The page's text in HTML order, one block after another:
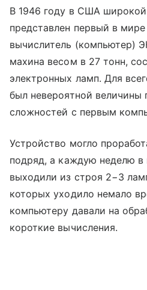
В 1946 году в США
представлен первый в
вычислитель (компьютер)
махина весом в 27 тонн,
электронных ламп. Для
был невероятной величины
сложностей с первым
Устройство могло
подряд, а каждую неделю в
выходили из строя 2−3
которых уходило немало
компьютеру давали на
короткие вычисления.